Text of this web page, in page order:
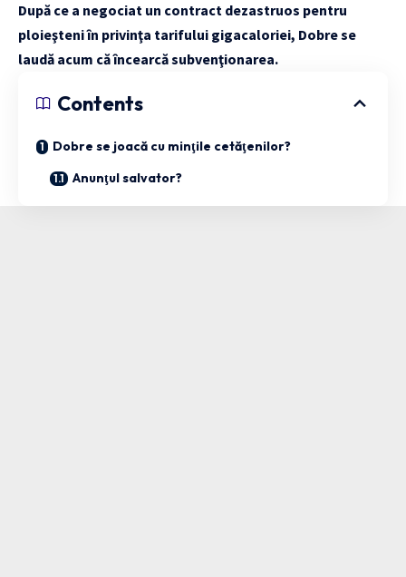
După ce a negociat un contract dezastruos pentru
ploieşteni în privinţa tarifului gigacaloriei, Dobre se
laudă acum că încearcă subvenţionarea.
Contents
Dobre se joacă cu minţile cetăţenilor?
Anunţul salvator?